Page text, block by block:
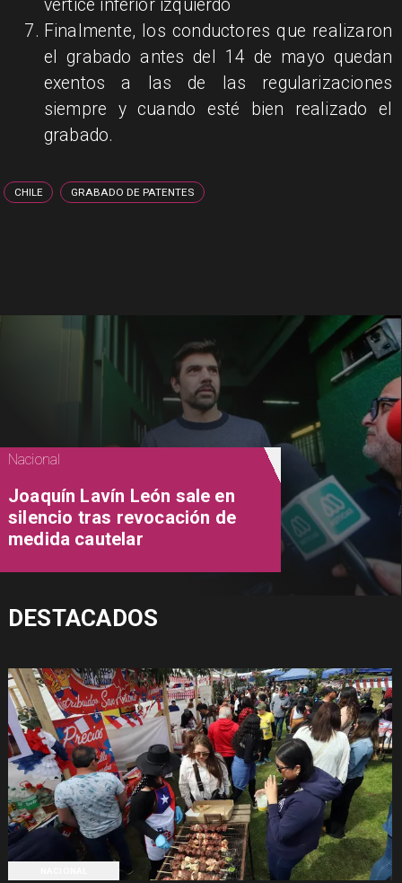
vértice inferior izquierdo
Finalmente, los conductores que realizaron
el grabado antes del 14 de mayo quedan
exentos a las de las regularizaciones
siempre y cuando esté bien realizado el
grabado.
CHILE GRABADO DE PATENTES
Nacional
Joaquín Lavín León sale en
silencio tras revocación de
medida cautelar
DESTACADOS